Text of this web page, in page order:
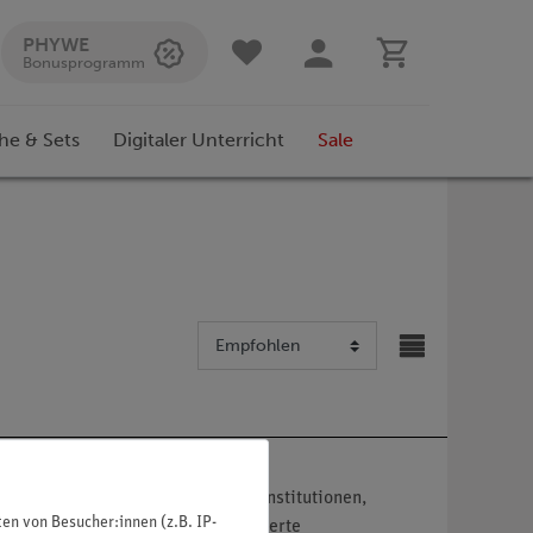
PHYWE
Bonusprogramm
& Sets Digitaler Unterricht Sale
Unser Angebot richtet sich nur an Institutionen,
und autorisierte
von Besucher:innen (z.B. IP-